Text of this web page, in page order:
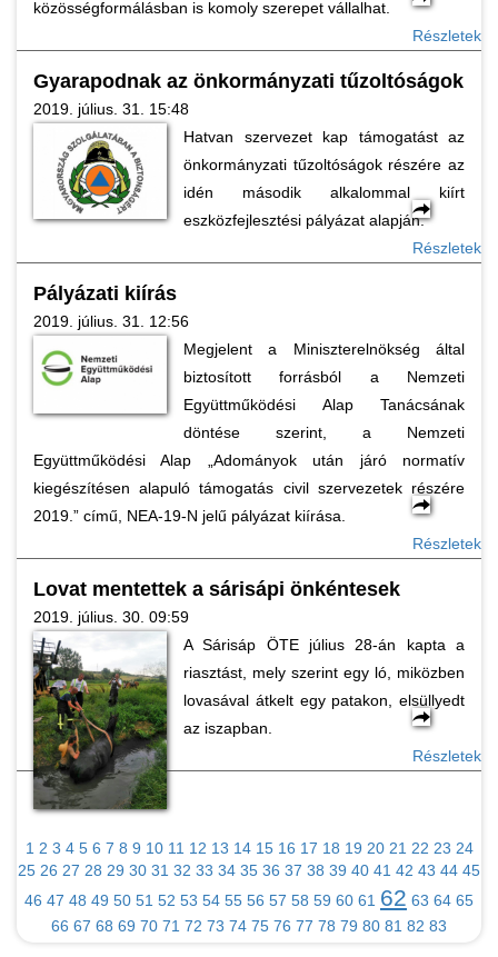
közösségformálásban is komoly szerepet vállalhat.
Részletek
Gyarapodnak az önkormányzati tűzoltóságok
2019. július. 31. 15:48
Hatvan szervezet kap támogatást az
önkormányzati tűzoltóságok részére az
idén második alkalommal kiírt
eszközfejlesztési pályázat alapján.
Részletek
Pályázati kiírás
2019. július. 31. 12:56
Megjelent a Miniszterelnökség által
biztosított forrásból a Nemzeti
Együttműködési Alap Tanácsának
döntése szerint, a Nemzeti
Együttműködési Alap „Adományok után járó normatív
kiegészítésen alapuló támogatás civil szervezetek részére
2019.” című, NEA-19-N jelű pályázat kiírása.
Részletek
Lovat mentettek a sárisápi önkéntesek
2019. július. 30. 09:59
A Sárisáp ÖTE július 28-án kapta a
riasztást, mely szerint egy ló, miközben
lovasával átkelt egy patakon, elsüllyedt
az iszapban.
Részletek
1 2 3 4 5 6 7 8 9 10 11 12 13 14 15 16 17 18 19 20 21 22 23 24
25 26 27 28 29 30 31 32 33 34 35 36 37 38 39 40 41 42 43 44 45
46 47 48 49 50 51 52 53 54 55 56 57 58 59 60 61 62 63 64 65
66 67 68 69 70 71 72 73 74 75 76 77 78 79 80 81 82 83